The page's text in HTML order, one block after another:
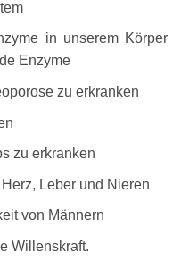
in unserem Körper
Enzyme
zu erkranken
zu erkranken
Leber und Nieren
von Männern
Willenskraft.